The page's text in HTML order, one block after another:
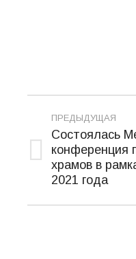
Навигация
по
записям
ПРЕДЫДУЩАЯ
Предыдущая
запись:
Состоялась
конференция
храмов в
2021 года